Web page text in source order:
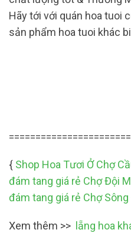
Hãy tới với quán hoa tuoi
sản phẩm hoa tuoi khác
{ Shop Hoa Tươi Ở Chợ
đám tang giá rẻ Chợ Đội
đám tang giá rẻ Chợ
Xem thêm >> lẵng hoa